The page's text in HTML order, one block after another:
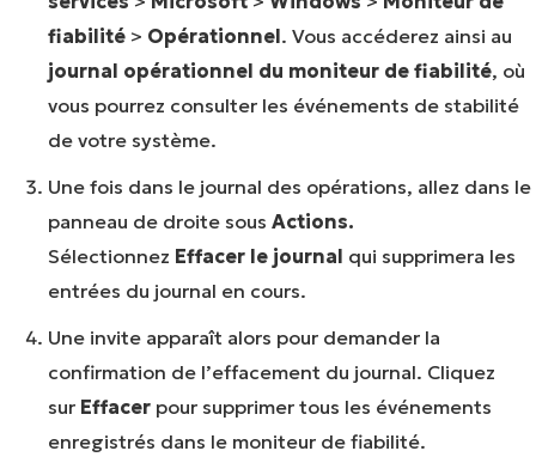
fiabilité > Opérationnel. Vous accéderez ainsi au
journal opérationnel du moniteur de fiabilité, où
vous pourrez consulter les événements de stabilité
de votre système.
Une fois dans le journal des opérations, allez dans le
panneau de droite sous Actions.
Sélectionnez Effacer le journal qui supprimera les
entrées du journal en cours.
Une invite apparaît alors pour demander la
confirmation de l’effacement du journal. Cliquez
sur Effacer pour supprimer tous les événements
enregistrés dans le moniteur de fiabilité.